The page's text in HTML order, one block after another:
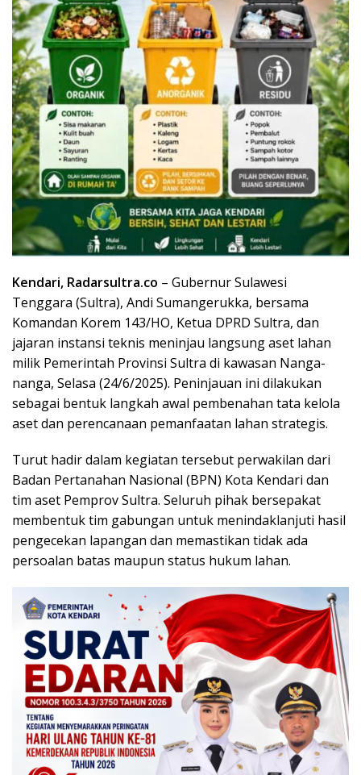
Kendari, Radarsultra.co – Gubernur Sulawesi
Tenggara (Sultra), Andi Sumangerukka, bersama
Komandan Korem 143/HO, Ketua DPRD Sultra, dan
jajaran instansi teknis meninjau langsung aset lahan
milik Pemerintah Provinsi Sultra di kawasan Nanga-
nanga, Selasa (24/6/2025). Peninjauan ini dilakukan
sebagai bentuk langkah awal pembenahan tata kelola
aset dan perencanaan pemanfaatan lahan strategis.
Turut hadir dalam kegiatan tersebut perwakilan dari
Badan Pertanahan Nasional (BPN) Kota Kendari dan
tim aset Pemprov Sultra. Seluruh pihak bersepakat
membentuk tim gabungan untuk menindaklanjuti hasil
pengecekan lapangan dan memastikan tidak ada
persoalan batas maupun status hukum lahan.